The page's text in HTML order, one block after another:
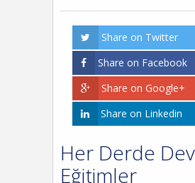
Share on Twitter
Share on Facebook
Share on Google+
Share on Linkedin
Her Derde
Eğitimler